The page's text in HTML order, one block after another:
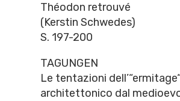
Théodon retrouvé
(Kerstin Schwedes)
S. 197-200
TAGUNGEN
Le tentazioni
architettonico dal